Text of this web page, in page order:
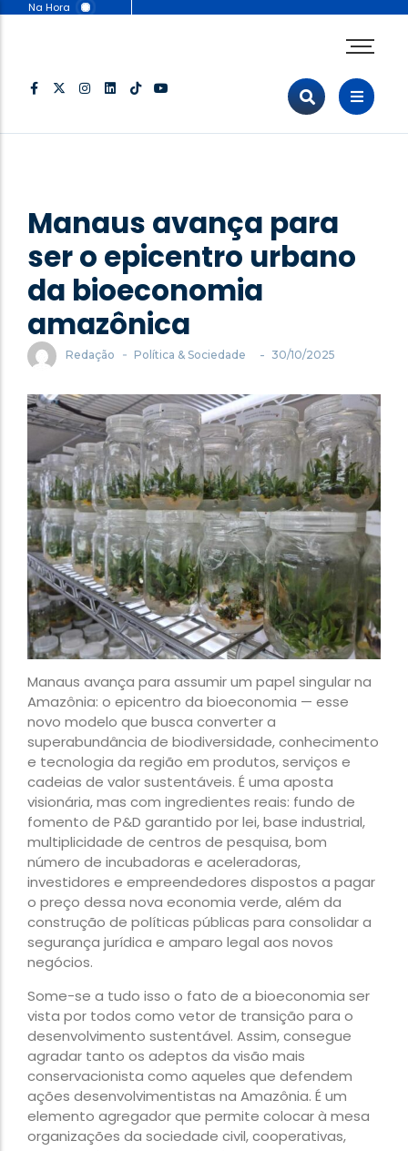
Na Hora
Sustentabilidade
Manaus avança para
ser o epicentro urbano
da bioeconomia
amazônica
Redação - Política & Sociedade - 30/10/2025
Manaus avança para assumir um papel singular na
Amazônia: o epicentro da bioeconomia — esse
novo modelo que busca converter a
superabundância de biodiversidade, conhecimento
e tecnologia da região em produtos, serviços e
cadeias de valor sustentáveis. É uma aposta
visionária, mas com ingredientes reais: fundo de
fomento de P&D garantido por lei, base industrial,
multiplicidade de centros de pesquisa, bom
número de incubadoras e aceleradoras,
investidores e empreendedores dispostos a pagar
o preço dessa nova economia verde, além da
construção de políticas públicas para consolidar a
segurança jurídica e amparo legal aos novos
negócios.
Some-se a tudo isso o fato de a bioeconomia ser
vista por todos como vetor de transição para o
desenvolvimento sustentável. Assim, consegue
agradar tanto os adeptos da visão mais
conservacionista como aqueles que defendem
ações desenvolvimentistas na Amazônia. É um
elemento agregador que permite colocar à mesa
organizações da sociedade civil, cooperativas,